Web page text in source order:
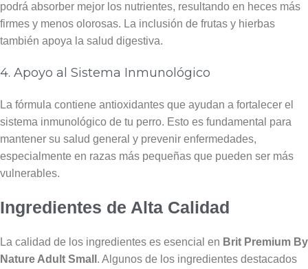
podrá absorber mejor los nutrientes, resultando en heces más
firmes y menos olorosas. La inclusión de frutas y hierbas
también apoya la salud digestiva.
4. Apoyo al Sistema Inmunológico
La fórmula contiene antioxidantes que ayudan a fortalecer el
sistema inmunológico de tu perro. Esto es fundamental para
mantener su salud general y prevenir enfermedades,
especialmente en razas más pequeñas que pueden ser más
vulnerables.
Ingredientes de Alta Calidad
La calidad de los ingredientes es esencial en Brit Premium By
Nature Adult Small . Algunos de los ingredientes destacados